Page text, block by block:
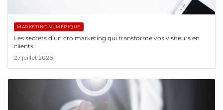
MARKETING NUMÉRIQUE
Les secrets d’un cro marketing qui transforme vos visiteurs en
clients
27 juillet 2026